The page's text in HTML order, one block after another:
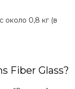
около 0,8 кг (в
Fiber Glass?